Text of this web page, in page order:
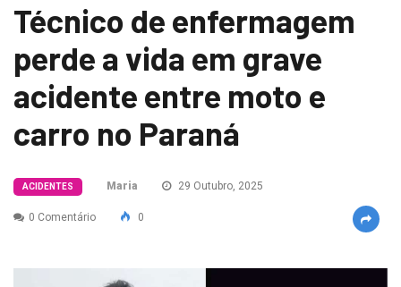
Técnico de enfermagem
perde a vida em grave
acidente entre moto e
carro no Paraná
ACIDENTES Maria 29 Outubro, 2025
0 Comentário 0